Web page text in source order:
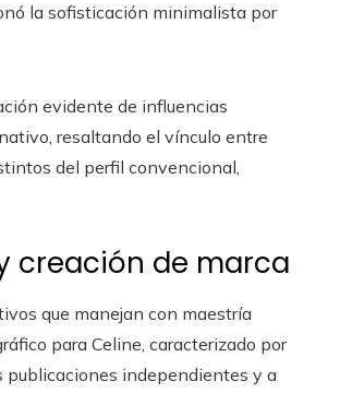
la sofisticación minimalista por
evidente de influencias
resaltando el vínculo entre
del perfil convencional,
creación de marca
que manejan con maestría
para Celine, caracterizado por
publicaciones independientes y a